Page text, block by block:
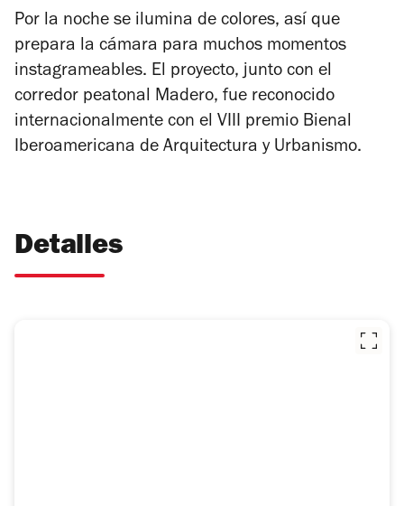
Por la noche se ilumina de colores, así que
prepara la cámara para muchos momentos
instagrameables. El proyecto, junto con el
corredor peatonal Madero, fue reconocido
internacionalmente con el VIII premio Bienal
Iberoamericana de Arquitectura y Urbanismo.
Detalles